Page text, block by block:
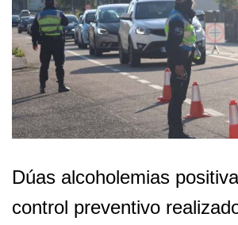
Dúas alcoholemias
control preventivo